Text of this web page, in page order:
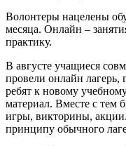
Волонтеры нацелены
месяца. Онлайн –
практику.
В августе учащиеся
провели онлайн лагерь,
ребят к новому
материал. Вместе с тем
игры, викторины,
принципу обычного